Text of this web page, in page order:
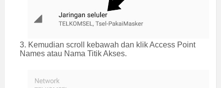
3. Kemudian scroll kebawah dan klik Access Point
Names atau Nama Titik Akses.